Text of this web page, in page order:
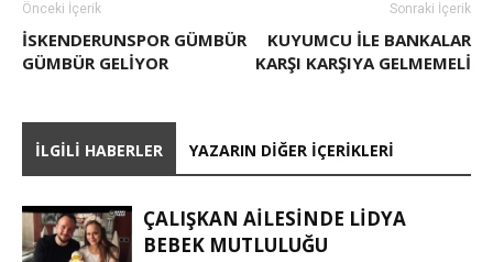
Önceki İçerik
İSKENDERUNSPOR GÜMBÜR
GÜMBÜR GELIYOR
Sonraki İçerik
KUYUMCU ILE BANKALAR
KARŞI KARŞIYA GELMEMELI
İLGILI HABERLER YAZARIN DIĞER İÇERIKLERI
ÇALIŞKAN AILESINDE LIDYA
BEBEK MUTLULUĞU